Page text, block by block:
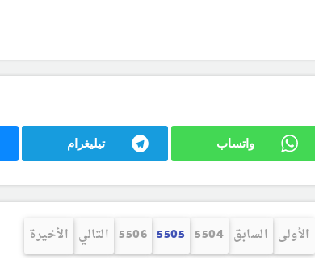
واتساب تيليغرام
الأولى السابق 5504
5505
5506 التالي الأخيرة